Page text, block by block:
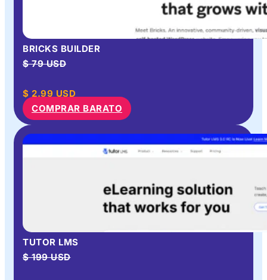
BRICKS BUILDER
$ 79 USD
$ 2.99 USD
COMPRAR BARATO
TUTOR LMS
$ 199 USD